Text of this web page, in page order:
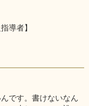
導者】
です。書けないなん